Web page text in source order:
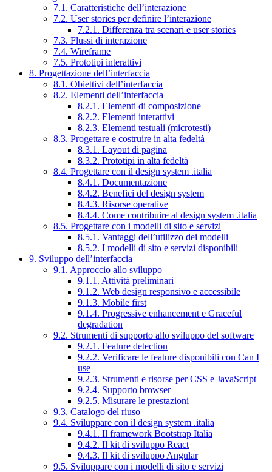
7.1. Caratteristiche dell’interazione
7.2. User stories per definire l’interazione
7.2.1. Differenza tra scenari e user stories
7.3. Flussi di interazione
7.4. Wireframe
7.5. Prototipi interattivi
8. Progettazione dell’interfaccia
8.1. Obiettivi dell’interfaccia
8.2. Elementi dell’interfaccia
8.2.1. Elementi di composizione
8.2.2. Elementi interattivi
8.2.3. Elementi testuali (microtesti)
8.3. Progettare e costruire in alta fedeltà
8.3.1. Layout di pagina
8.3.2. Prototipi in alta fedeltà
8.4. Progettare con il design system .italia
8.4.1. Documentazione
8.4.2. Benefici del design system
8.4.3. Risorse operative
8.4.4. Come contribuire al design system .italia
8.5. Progettare con i modelli di sito e servizi
8.5.1. Vantaggi dell’utilizzo dei modelli
8.5.2. I modelli di sito e servizi disponibili
9. Sviluppo dell’interfaccia
9.1. Approccio allo sviluppo
9.1.1. Attività preliminari
9.1.2. Web design responsivo e accessibile
9.1.3. Mobile first
9.1.4. Progressive enhancement e Graceful
degradation
9.2. Strumenti di supporto allo sviluppo del software
9.2.1. Feature detection
9.2.2. Verificare le feature disponibili con Can I
use
9.2.3. Strumenti e risorse per CSS e JavaScript
9.2.4. Supporto browser
9.2.5. Misurare le prestazioni
9.3. Catalogo del riuso
9.4. Sviluppare con il design system .italia
9.4.1. Il framework Bootstrap Italia
9.4.2. Il kit di sviluppo React
9.4.3. Il kit di sviluppo Angular
9.5. Sviluppare con i modelli di sito e servizi